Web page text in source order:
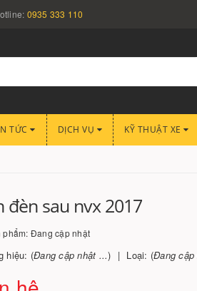
0935 333 110
TỨC DỊCH VỤ KỸ THUẬT XE
đèn sau nvx 2017
phẩm: Đang cập nhật
hiệu: (Đang cập nhật ...) Loại: (Đang